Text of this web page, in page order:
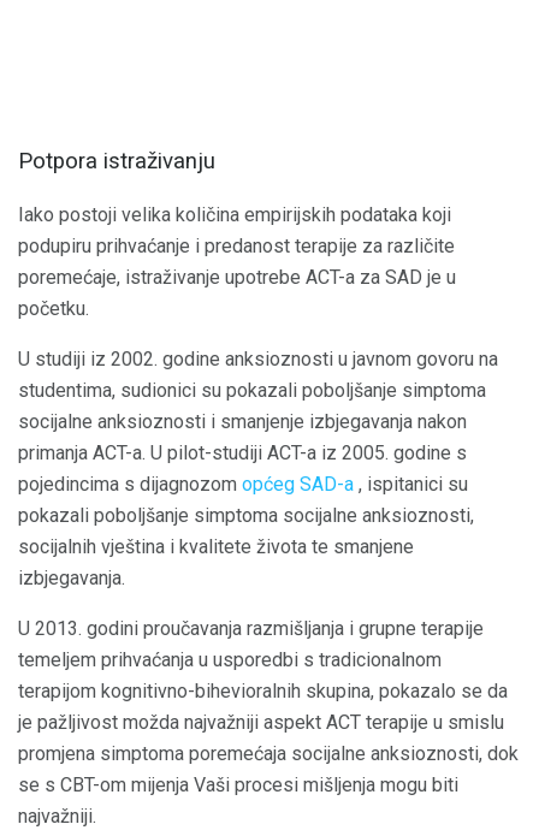
Potpora istraživanju
Iako postoji velika količina empirijskih podataka koji
podupiru prihvaćanje i predanost terapije za različite
poremećaje, istraživanje upotrebe ACT-a za SAD je u
početku.
U studiji iz 2002. godine anksioznosti u javnom govoru na
studentima, sudionici su pokazali poboljšanje simptoma
socijalne anksioznosti i smanjenje izbjegavanja nakon
primanja ACT-a. U pilot-studiji ACT-a iz 2005. godine s
pojedincima s dijagnozom općeg SAD-a , ispitanici su
pokazali poboljšanje simptoma socijalne anksioznosti,
socijalnih vještina i kvalitete života te smanjene
izbjegavanja.
U 2013. godini proučavanja razmišljanja i grupne terapije
temeljem prihvaćanja u usporedbi s tradicionalnom
terapijom kognitivno-bihevioralnih skupina, pokazalo se da
je pažljivost možda najvažniji aspekt ACT terapije u smislu
promjena simptoma poremećaja socijalne anksioznosti, dok
se s CBT-om mijenja Vaši procesi mišljenja mogu biti
najvažniji.